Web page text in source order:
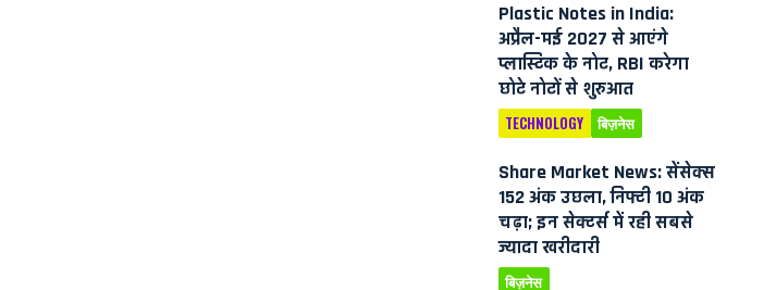
Plastic Notes in India:
अप्रैल-मई 2027 से आएंगे
प्लास्टिक के नोट, RBI करेगा
छोटे नोटों से शुरुआत
TECHNOLOGY बिज़नेस
Share Market News: सेंसेक्स
152 अंक उछला, निफ्टी 10 अंक
चढ़ा; इन सेक्टर्स में रही सबसे
ज्यादा खरीदारी
बिज़नेस